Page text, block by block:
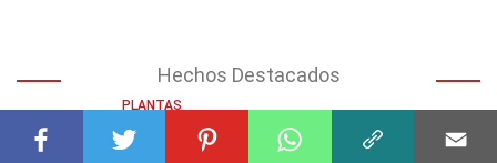
Hechos Destacados
PLANTAS